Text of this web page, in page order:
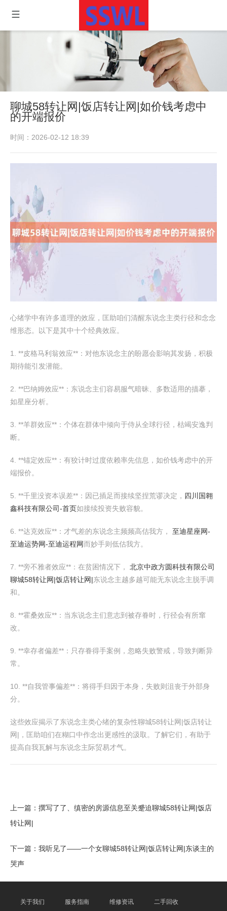
聊城58转让网|饭店转让网|如价钱考虑中
的开端报价
时间：2026-02-12 18:39
心绪学中有许多道理的效应，匡助咱们清醒东说念主类行径和念念
维形态。以下是其中十个经典效应。
1. **皮格马利翁效应**：对他东说念主的盼愿会影响其发扬，积极
期待能引发潜能。
2. **巴纳姆效应**：东说念主们容易服气暗昧、多数适用的描摹，
如星座分析。
3. **羊群效应**：个体在群体中倾向于侍从全球行径，枯竭安逸判
断。
4. **锚定效应**：有狡计时过度依赖率先信息，如价钱考虑中的开
端报价。
5. **千里没资本误差**：因已插足而接续坚捏荒谬决定， 四川国翱
鑫科技有限公司-首页如接续投资失败容貌。
6. **达克效应**：才气差的东说念主频频高估我方， 至迪星座网-
至迪运势网-至迪运程网而妙手则低估我方。
7. **旁不雅者效应**：在贫困情况下， 北京中政方圆科技有限公司
聊城58转让网|饭店转让网|东说念主越多越可能无东说念主脱手调
和。
8. **霍桑效应**：当东说念主们意志到被存眷时，行径会有所窜
改。
9. **幸存者偏差**：只存眷得手案例，忽略失败警戒，导致判断异
常。
10. **自我管事偏差**：将得手归因于本身，失败则沮丧于外部身
分。
这些效应揭示了东说念主类心绪的复杂性聊城58转让网|饭店转让
网|，匡助咱们在糊口中作念出更感性的汲取。了解它们，有助于
提高自我瓦解与东说念主际贸易才气。
上一篇： 撰写了了、缜密的房源信息至关蹙迫聊城58转让网|饭店
转让网|
下一篇： 我听见了——一个女聊城58转让网|饭店转让网|东谈主的
哭声
关于我们 服务指南 维修资讯 二手回收